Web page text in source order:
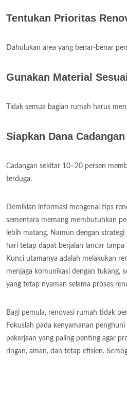
Tentukan Prioritas
Dahulukan area yang benar-benar
Gunakan Material
Tidak semua bagian rumah harus
Siapkan Dana Cadangan
Cadangan sekitar 10–20 persen
terduga.
Demikian informasi mengenai tips
sementara memang membutuhkan
lebih matang. Namun dengan
hari tetap dapat berjalan lancar
Kunci utamanya adalah melakukan
menjaga komunikasi dengan tukang,
yang tetap nyaman selama proses
Bagi pemula, renovasi rumah tidak
Fokuslah pada kenyamanan
pekerjaan yang paling penting agar
ringan, aman, dan tetap efisien.